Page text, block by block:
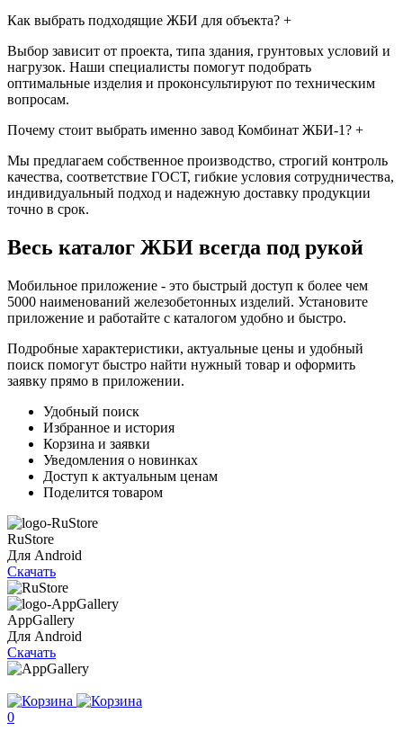
Как выбрать подходящие ЖБИ для объекта? +
Выбор зависит от проекта, типа здания, грунтовых условий и
нагрузок. Наши специалисты помогут подобрать
оптимальные изделия и проконсультируют по техническим
вопросам.
Почему стоит выбрать именно завод Комбинат ЖБИ-1? +
Мы предлагаем собственное производство, строгий контроль
качества, соответствие ГОСТ, гибкие условия сотрудничества,
индивидуальный подход и надежную доставку продукции
точно в срок.
Весь каталог ЖБИ всегда под рукой
Мобильное приложение - это быстрый доступ к более чем
5000 наименований железобетонных изделий. Установите
приложение и работайте с каталогом удобно и быстро.
Подробные характеристики, актуальные цены и удобный
поиск помогут быстро найти нужный товар и оформить
заявку прямо в приложении.
Удобный поиск
Избранное и история
Корзина и заявки
Уведомления о новинках
Доступ к актуальным ценам
Поделится товаром
RuStore
Для Android
Скачать
AppGallery
Для Android
Скачать
0